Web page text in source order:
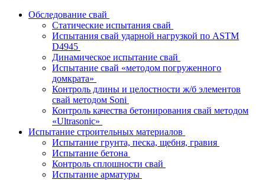
Обследование свай
Статические испытания свай
Испытания свай ударной нагрузкой по ASTM
D4945
Динамическое испытание свай
Испытание свай «методом погруженного
домкрата»
Контроль длины и целостности ж/б элементов
свай методом Soni
Контроль качества бетонирования свай методом
«Ultrasonic»
Испытание строительных материалов
Испытание грунта, песка, щебня, гравия
Испытание бетона
Контроль сплошности свай
Испытание арматуры